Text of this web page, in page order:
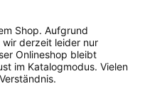
Shop. Aufgrund
derzeit leider nur
Onlineshop bleibt
im Katalogmodus. Vielen